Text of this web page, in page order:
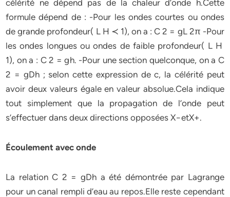
célérité ne dépend pas de la chaleur d’onde h.Cette
formule dépend de : -Pour les ondes courtes ou ondes
de grande profondeur( L H ≺ 1), on a : C 2 = gL 2π -Pour
les ondes longues ou ondes de faible profondeur( L H
1), on a : C 2 = gh. -Pour une section quelconque, on a C
2 = gDh ; selon cette expression de c, la célérité peut
avoir deux valeurs égale en valeur absolue.Cela indique
tout simplement que la propagation de l’onde peut
s’effectuer dans deux directions opposées X−etX+.
Écoulement avec onde
La relation C 2 = gDh a été démontrée par Lagrange
pour un canal rempli d’eau au repos.Elle reste cependant